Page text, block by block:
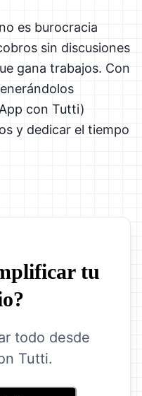
es burocracia
sin discusiones
gana trabajos. Con
con Tutti)
y dedicar el tiempo
tu
todo desde
Tutti.